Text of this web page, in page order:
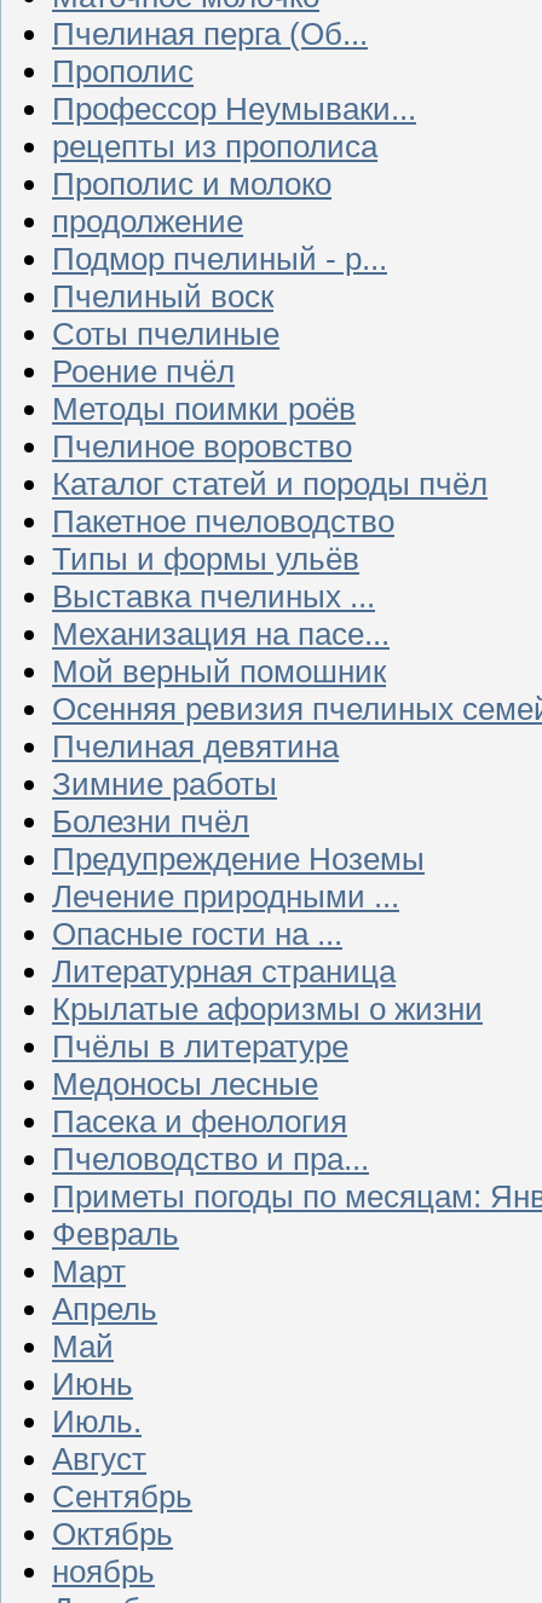
Пчелиная перга (Об...
Прополис
Профессор Неумываки...
рецепты из прополиса
Прополис и молоко
продолжение
Подмор пчелиный - р...
Пчелиный воск
Соты пчелиные
Роение пчёл
Методы поимки роёв
Пчелиное воровство
Каталог статей и породы пчёл
Пакетное пчеловодство
Типы и формы ульёв
Выставка пчелиных ...
Механизация на пасе...
Мой верный помошник
Осенняя ревизия пчелиных
Пчелиная девятина
Зимние работы
Болезни пчёл
Предупреждение Ноземы
Лечение природными ...
Опасные гости на ...
Литературная страница
Крылатые афоризмы о жизни
Пчёлы в литературе
Медоносы лесные
Пасека и фенология
Пчеловодство и пра...
Приметы погоды по месяцам:
Февраль
Март
Апрель
Май
Июнь
Июль.
Август
Сентябрь
Октябрь
ноябрь